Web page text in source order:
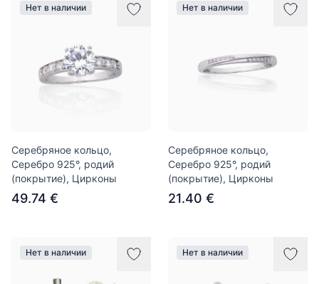
Нет в наличии
Серебряное кольцо,
Серебро 925°, родий
(покрытие), Цирконы
49.74 €
Нет в наличии
Серебряное кольцо,
Серебро 925°, родий
(покрытие), Цирконы
21.40 €
Нет в наличии Нет в наличии